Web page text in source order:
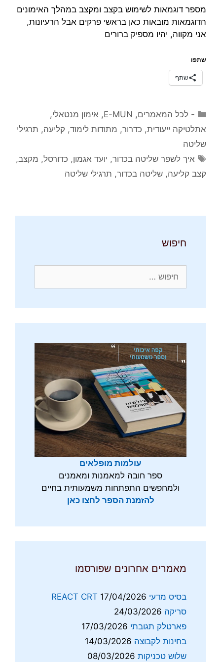
מספר דוגמאות לשימוש בקצב ומקצב במהלך האימונים
הדוגמאות מובאות כאן בראשי פרקים אבל הרעיונות,
אני מקווה, יהיו מספיק ברורים
שתפו
שתף
קטגוריות
- לכל המאמרים,
E-MUN
, אימון מנטאלי,
אתלטיקה ייעודית, כדרור, מתודות לימוד, קליעה, תרגילי
שליטה
תגיות
איך לשפר שליטה בכדור, יועד אגמון, כדורסל, מקצב,
קצב קליעה, שליטה בכדור, תרגילי שליטה
חיפוש
עולמות מופלאים
ספר חובה למאמנות ומאמנים
ולמחפשים התפתחות משמעותית בחיים
להזמנת הספר לחצו כאן
מאמרים אחרונים שפורסמו
בסיס מדעי REACT CRT 17/04/2026
סריקה 24/03/2026
פארטלק תגובתי 17/03/2026
בחינות לקבוצה 14/03/2026
שלוש טכניקות 08/03/2026